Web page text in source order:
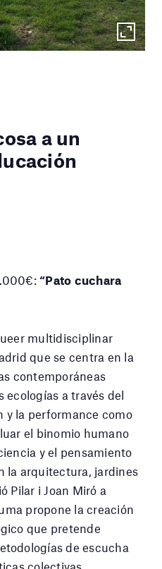
a un
“Pato cuchara
multidisciplinar
que se centra en la
contemporáneas
ecologías a través del
y la performance como
el binomio humano
y el pensamiento
la arquitectura, jardines
Pilar i Joan Miró a
propone la creación
que pretende
de escucha
colectivas.